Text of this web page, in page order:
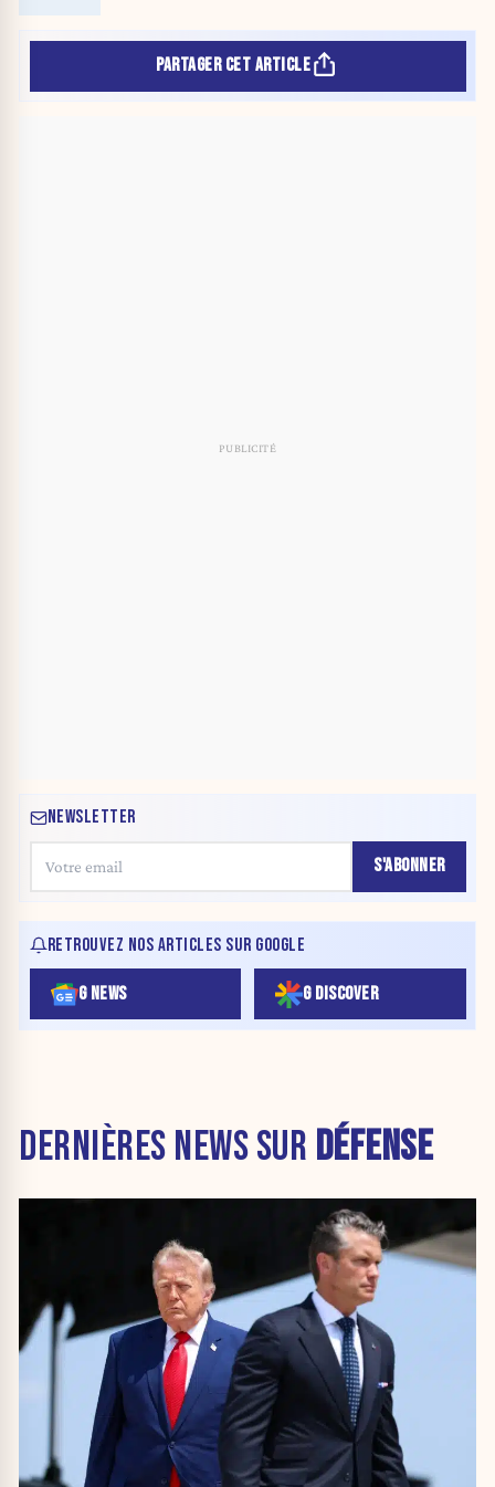
PARTAGER CET ARTICLE
NEWSLETTER
S'ABONNER
RETROUVEZ NOS ARTICLES SUR GOOGLE
G NEWS G DISCOVER
DERNIÈRES NEWS SUR DÉFENSE